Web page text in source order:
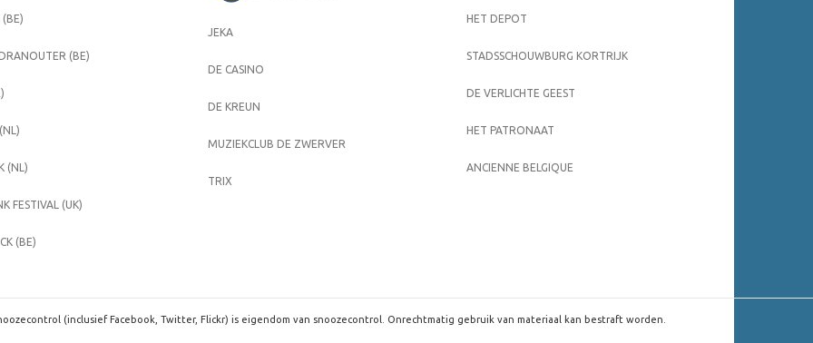
(BE)
(BE)
(NL)
FESTIVAL (UK)
(BE)
JEKA
DE CASINO
DE KREUN
MUZIEKCLUB DE ZWERVER
TRIX
HET DEPOT
STADSSCHOUWBURG KORTRIJK
DE VERLICHTE GEEST
HET PATRONAAT
ANCIENNE BELGIQUE
(inclusief Facebook, Twitter, Flickr) is eigendom van snoozecontrol. Onrechtmatig gebruik van materiaal kan bestraft worden.